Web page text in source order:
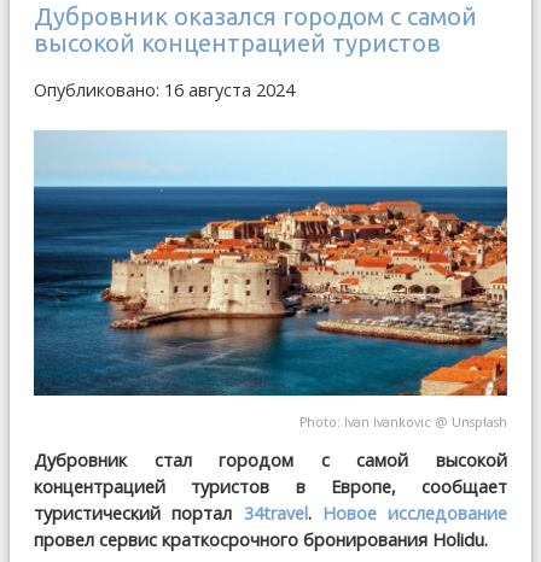
Дубровник оказался городом с самой
высокой концентрацией туристов
Опубликовано: 16 августа 2024
Photo: Ivan Ivankovic @ Unsplash
Дубровник стал городом с самой высокой
концентрацией туристов в Европе, сообщает
туристический портал 34travel. Новое исследование
провел сервис краткосрочного бронирования Holidu.